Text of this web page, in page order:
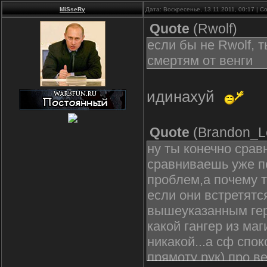
MiSseRy Дата: Воскресенье, 13.11.2011, 00:17 |
Quote (Rwolf)
если бы не Rwolf,
смертям от венги
идинахуй
Quote (
ну ты конечно
сравниваешь уже
проблем,а почему
если они
вышеуказанным
какой гангер из
никакой...а сф
прямоту рук) про